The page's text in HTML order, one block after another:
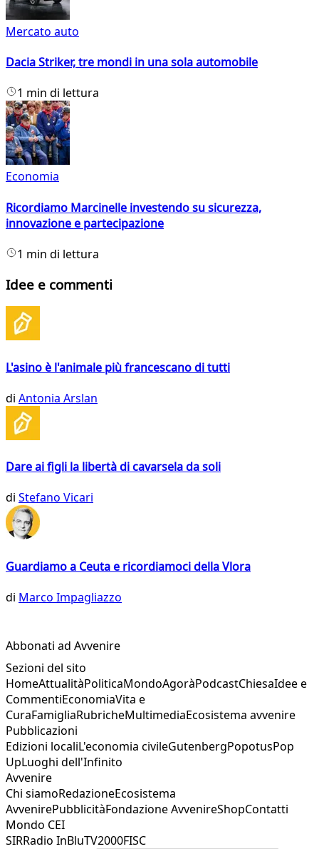
Mercato auto
Dacia Striker, tre mondi in una sola automobile
1 min di lettura
Economia
Ricordiamo Marcinelle investendo su sicurezza,
innovazione e partecipazione
1 min di lettura
Idee e commenti
L'asino è l'animale più francescano di tutti
di Antonia Arslan
Dare ai figli la libertà di cavarsela da soli
di Stefano Vicari
Guardiamo a Ceuta e ricordiamoci della Vlora
di Marco Impagliazzo
Abbonati ad Avvenire
Sezioni del sito
HomeAttualitàPoliticaMondoAgoràPodcastChiesaIdee e
CommentiEconomiaVita e
CuraFamigliaRubricheMultimediaEcosistema avvenire
Pubblicazioni
Edizioni localiL'economia civileGutenbergPopotusPop
UpLuoghi dell'Infinito
Avvenire
Chi siamoRedazioneEcosistema
AvvenirePubblicitàFondazione AvvenireShopContatti
Mondo CEI
SIRRadio InBluTV2000FISC